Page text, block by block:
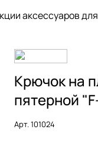
аксессуаров
Крючок на
пятерной
Арт.101024